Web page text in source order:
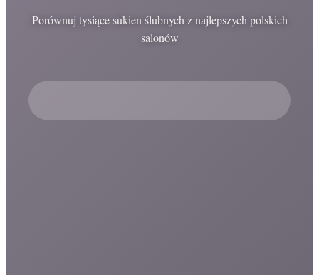
Porównuj tysiące sukien ślubnych z najlepszych polskich
salonów